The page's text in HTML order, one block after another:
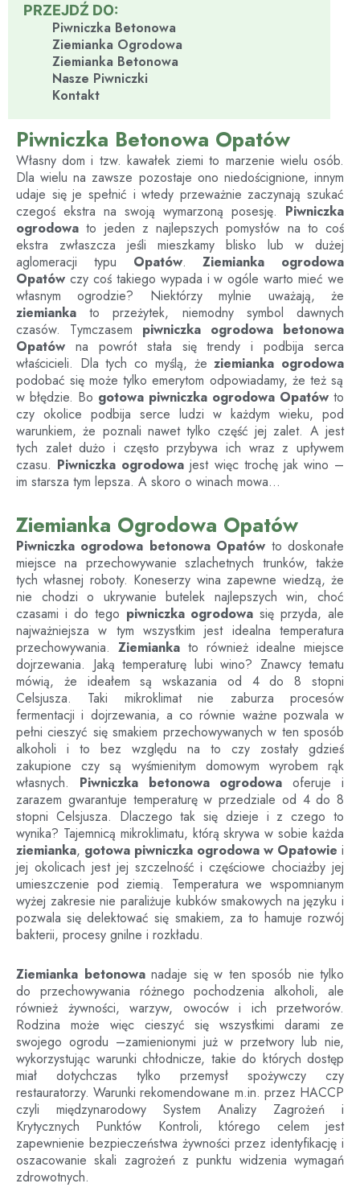
PRZEJDŹ DO:
Piwniczka Betonowa
Ziemianka Ogrodowa
Ziemianka Betonowa
Nasze Piwniczki
Kontakt
Piwniczka Betonowa Opatów
Własny dom i tzw. kawałek ziemi to marzenie wielu osób.
Dla wielu na zawsze pozostaje ono niedoścignione, innym
udaje się je spełnić i wtedy przeważnie zaczynają szukać
czegoś ekstra na swoją wymarzoną posesję. Piwniczka
ogrodowa to jeden z najlepszych pomysłów na to coś
ekstra zwłaszcza jeśli mieszkamy blisko lub w dużej
aglomeracji typu Opatów.Ziemianka ogrodowa
Opatów czy coś takiego wypada i w ogóle warto mieć we
własnym ogrodzie? Niektórzy mylnie uważają, że
ziemianka to przeżytek, niemodny symbol dawnych
czasów. Tymczasem piwniczka ogrodowa betonowa
Opatów na powrót stała się trendy i podbija serca
właścicieli. Dla tych co myślą, żeziemianka ogrodowa
podobać się może tylko emerytom odpowiadamy, że też są
w błędzie. Bo gotowa piwniczka ogrodowa Opatów to
czy okolice podbija serce ludzi w każdym wieku, pod
warunkiem, że poznali nawet tylko część jej zalet. A jest
tych zalet dużo i często przybywa ich wraz z upływem
czasu. Piwniczka ogrodowa jest więc trochę jak wino –
im starsza tym lepsza. A skoro o winach mowa…
Ziemianka Ogrodowa Opatów
Piwniczka ogrodowa betonowa Opatów to doskonałe
miejsce na przechowywanie szlachetnych trunków, także
tych własnej roboty. Koneserzy wina zapewne wiedzą, że
nie chodzi o ukrywanie butelek najlepszych win, choć
czasami i do tego piwniczka ogrodowa się przyda, ale
najważniejsza w tym wszystkim jest idealna temperatura
przechowywania. Ziemianka to również idealne miejsce
dojrzewania. Jaką temperaturę lubi wino? Znawcy tematu
mówią, że ideałem są wskazania od 4 do 8 stopni
Celsjusza. Taki mikroklimat nie zaburza procesów
fermentacji i dojrzewania, a co równie ważne pozwala w
pełni cieszyć się smakiem przechowywanych w ten sposób
alkoholi i to bez względu na to czy zostały gdzieś
zakupione czy są wyśmienitym domowym wyrobem rąk
własnych. Piwniczka betonowa ogrodowa oferuje i
zarazem gwarantuje temperaturę w przedziale od 4 do 8
stopni Celsjusza. Dlaczego tak się dzieje i z czego to
wynika? Tajemnicą mikroklimatu, którą skrywa w sobie każda
ziemianka, gotowa piwniczka ogrodowa w Opatowie i
jej okolicach jest jej szczelność i częściowe chociażby jej
umieszczenie pod ziemią. Temperatura we wspomnianym
wyżej zakresie nie paraliżuje kubków smakowych na języku i
pozwala się delektować się smakiem, za to hamuje rozwój
bakterii, procesy gnilne i rozkładu.
Ziemianka betonowanadaje się w ten sposób nie tylko
do przechowywania różnego pochodzenia alkoholi, ale
również żywności, warzyw, owoców i ich przetworów.
Rodzina może więc cieszyć się wszystkimi darami ze
swojego ogrodu –zamienionymi już w przetwory lub nie,
wykorzystując warunki chłodnicze, takie do których dostęp
miał dotychczas tylko przemysł spożywczy czy
restauratorzy. Warunki rekomendowane m.in. przez HACCP
czyli międzynarodowy System Analizy Zagrożeń i
Krytycznych Punktów Kontroli, którego celem jest
zapewnienie bezpieczeństwa żywności przez identyfikację i
oszacowanie skali zagrożeń z punktu widzenia wymagań
zdrowotnych.